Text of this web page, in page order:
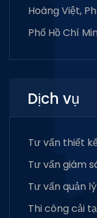
Hoàng Việt,
Phố Hồ Chí
Dịch vụ
Tư vấn thiết
Tư vấn giám
Tư vấn quản
Thi công cải